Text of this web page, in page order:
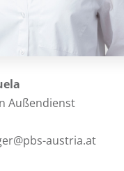
Außendienst
austria.at